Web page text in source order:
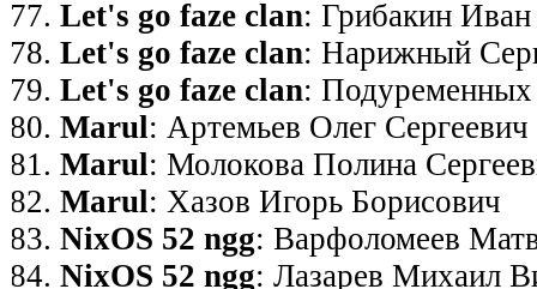
Let's go faze clan: Грибакин
Let's go faze clan: Нарижный
Let's go faze clan:
Marul: Артемьев Олег Сергеевич
Marul: Молокова Полина
Marul: Хазов Игорь Борисович
NixOS 52 ngg: Варфоломеев
NixOS 52 ngg: Лазарев Михаил